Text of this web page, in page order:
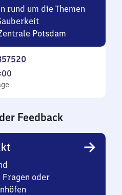
rund um die Themen
Potsdam
Feedback
oder